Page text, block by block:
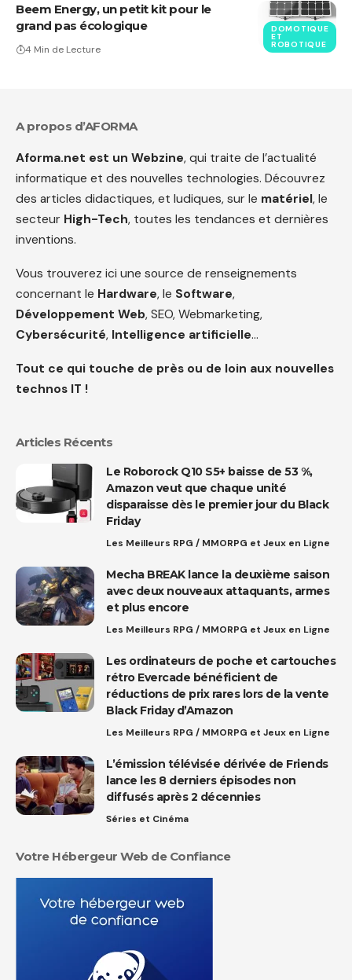
DOMOTIQUE
ET
ROBOTIQUE
Beem Energy, un petit kit pour le
grand pas écologique
4 Min de Lecture
A propos d’AFORMA
Aforma.net est un Webzine, qui traite de l’actualité
informatique et des nouvelles technologies. Découvrez
des articles didactiques, et ludiques, sur le matériel, le
secteur High-Tech, toutes les tendances et dernières
inventions.
Vous trouverez ici une source de renseignements
concernant le Hardware, le Software,
Développement Web, SEO, Webmarketing,
Cybersécurité, Intelligence artificielle…
Tout ce qui touche de près ou de loin aux nouvelles
technos IT !
Articles Récents
Le Roborock Q10 S5+ baisse de 53 %,
Amazon veut que chaque unité
disparaisse dès le premier jour du Black
Friday
Les Meilleurs RPG / MMORPG et Jeux en Ligne
Mecha BREAK lance la deuxième saison
avec deux nouveaux attaquants, armes
et plus encore
Les Meilleurs RPG / MMORPG et Jeux en Ligne
Les ordinateurs de poche et cartouches
rétro Evercade bénéficient de
réductions de prix rares lors de la vente
Black Friday d’Amazon
Les Meilleurs RPG / MMORPG et Jeux en Ligne
L’émission télévisée dérivée de Friends
lance les 8 derniers épisodes non
diffusés après 2 décennies
Séries et Cinéma
Votre Hébergeur Web de Confiance